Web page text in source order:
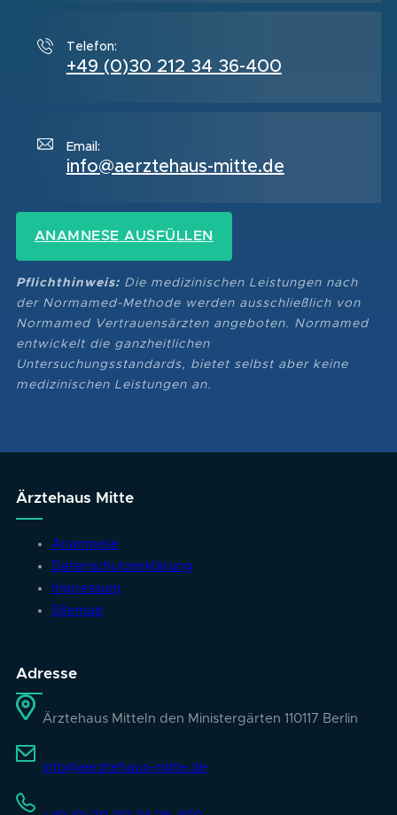
Telefon:
+49 (0)30 212 34 36-400
Email:
info@aerztehaus-mitte.de
ANAMNESE AUSFÜLLEN
Pflichthinweis:Die medizinischen Leistungen nach
der Normamed-Methode werden ausschließlich von
Normamed Vertrauensärzten angeboten. Normamed
entwickelt die ganzheitlichen
Untersuchungsstandards, bietet selbst aber keine
medizinischen Leistungen an.
Ärztehaus Mitte
Anamnese
Datenschutzerklärung
Impressum
Sitemap
Adresse
Ärztehaus Mitte In den Ministergärten 110117 Berlin
info@aerztehaus-mitte.de